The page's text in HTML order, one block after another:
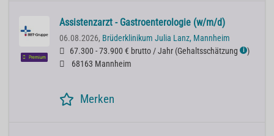
Premium
Assistenzarzt - Gastroenterologie (w/m/d)
06.08.2026, Brüderklinikum Julia Lanz, Mannheim
67.300 - 73.900 € brutto / Jahr (Gehaltsschätzung ℹ )
68163 Mannheim
Merken